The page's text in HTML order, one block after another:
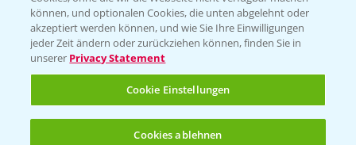
KONTAKT
Hilfe in Notfällen
T.+49 (0)214/30-20220
können, und optionalen Cookies, die unten abgelehnt oder
akzeptiert werden können, und wie Sie Ihre Einwilligungen
jeder Zeit ändern oder zurückziehen können, finden Sie in
unserer Privacy Statement
Cookie Einstellungen
Cookies ablehnen